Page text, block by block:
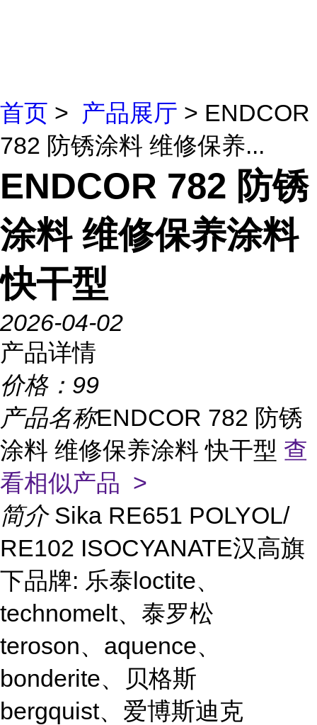
首页 > 产品展厅 > ENDCOR
782 防锈涂料 维修保养...
ENDCOR 782 防锈
涂料 维修保养涂料
快干型
2026-04-02
产品详情
价格： 99
产品名称ENDCOR 782 防锈
涂料 维修保养涂料 快干型 查
看相似产品 >
简介 Sika RE651 POLYOL/
RE102 ISOCYANATE汉高旗
下品牌: 乐泰loctite、
technomelt、泰罗松
teroson、aquence、
bonderite、贝格斯
bergquist、爱博斯迪克